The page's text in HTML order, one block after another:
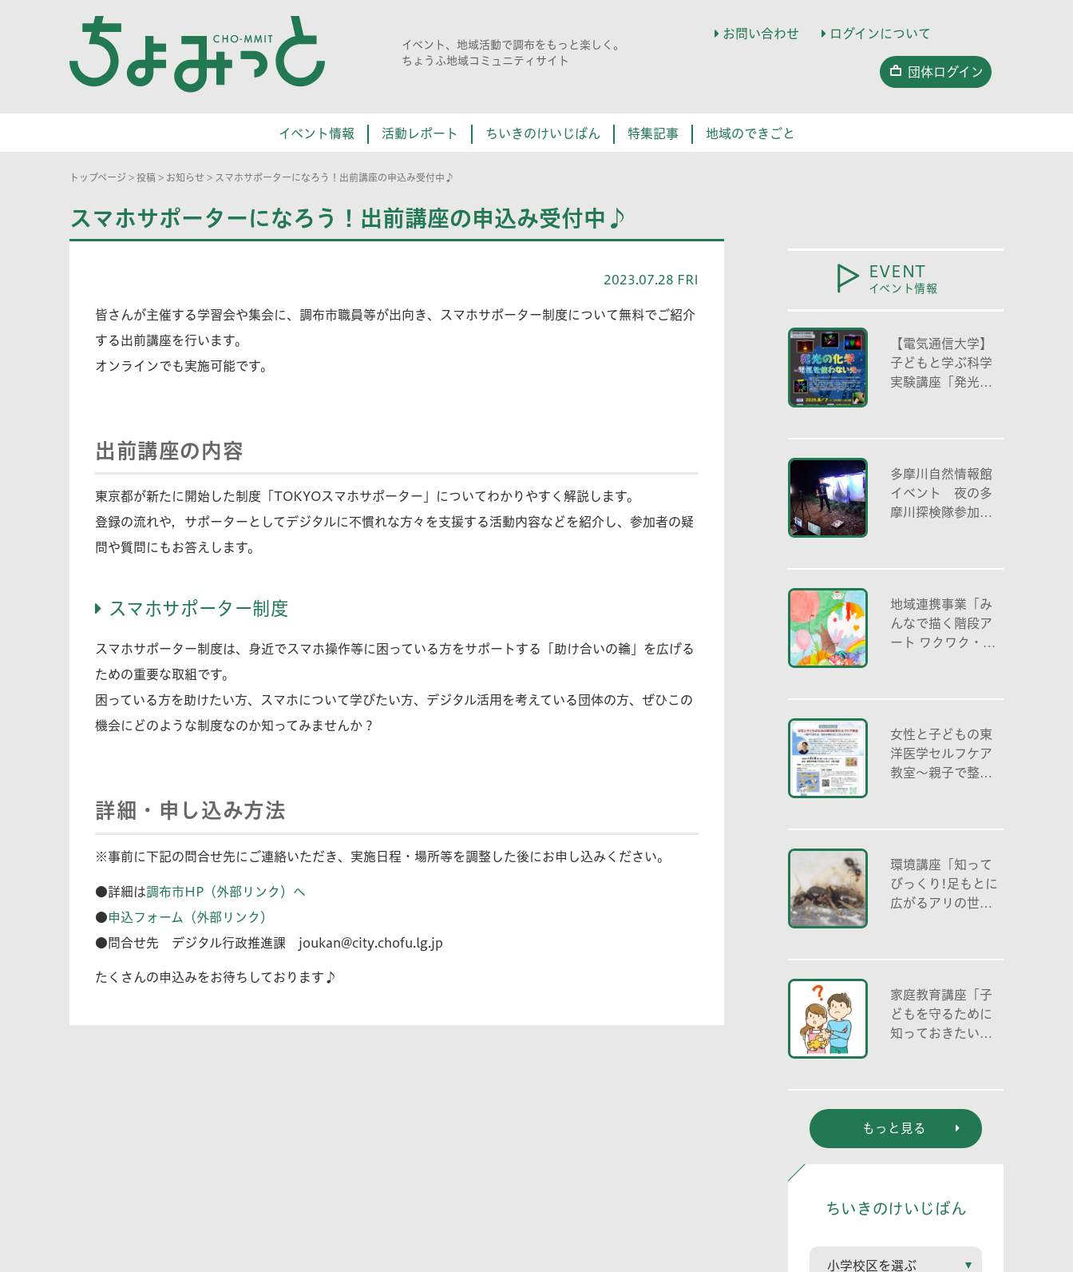
イベント、地域活動で調布をもっと楽しく。
ちょうふ地域コミュニティサイト
お問い合わせ ログインについて
団体ログイン
イベント情報 活動レポート ちいきのけいじばん 特集記事 地域のできごと
トップページ > 投稿 > お知らせ > スマホサポーターになろう！出前講座の申込み受付中♪
スマホサポーターになろう！出前講座の申込み受付中♪
2023.07.28 FRI
皆さんが主催する学習会や集会に、調布市職員等が出向き、スマホサポーター制度について無料でご紹介
する出前講座を行います。
オンラインでも実施可能です。
出前講座の内容
東京都が新たに開始した制度「TOKYOスマホサポーター」についてわかりやすく解説します。
登録の流れや，サポーターとしてデジタルに不慣れな方々を支援する活動内容などを紹介し、参加者の疑
問や質問にもお答えします。
スマホサポーター制度
スマホサポーター制度は、身近でスマホ操作等に困っている方をサポートする「助け合いの輪」を広げる
ための重要な取組です。
困っている方を助けたい方、スマホについて学びたい方、デジタル活用を考えている団体の方、ぜひこの
機会にどのような制度なのか知ってみませんか？
詳細・申し込み方法
※事前に下記の問合せ先にご連絡いただき、実施日程・場所等を調整した後にお申し込みください。
●詳細は調布市HP（外部リンク）へ
●申込フォーム（外部リンク）
●問合せ先 デジタル行政推進課 joukan@city.chofu.lg.jp
たくさんの申込みをお待ちしております♪
EVENT
イベント情報
【電気通信大学】
子どもと学ぶ科学
実験講座「発光の
多摩川自然情報館
イベント 夜の多
摩川探検隊参加者
地域連携事業「み
んなで描く階段ア
ート ワクワク・自
女性と子どもの東
洋医学セルフケア
教室～親子で整え
環境講座「知って
びっくり!足もとに
広がるアリの世界
家庭教育講座「子
どもを守るために
知っておきたいこ
もっと見る
ちいきのけいじばん